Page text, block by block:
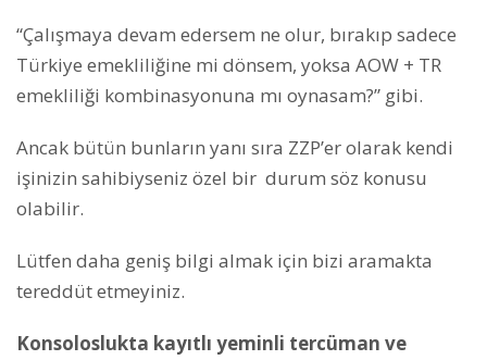
“Çalışmaya devam edersem ne olur, bırakıp sadece
Türkiye emekliliğine mi dönsem, yoksa AOW + TR
emekliliği kombinasyonuna mı oynasam?” gibi.
Ancak bütün bunların yanı sıra ZZP’er olarak kendi
işinizin sahibiyseniz özel bir durum söz konusu
olabilir.
Lütfen daha geniş bilgi almak için bizi aramakta
tereddüt etmeyiniz.
Konsoloslukta kayıtlı yeminli tercüman ve